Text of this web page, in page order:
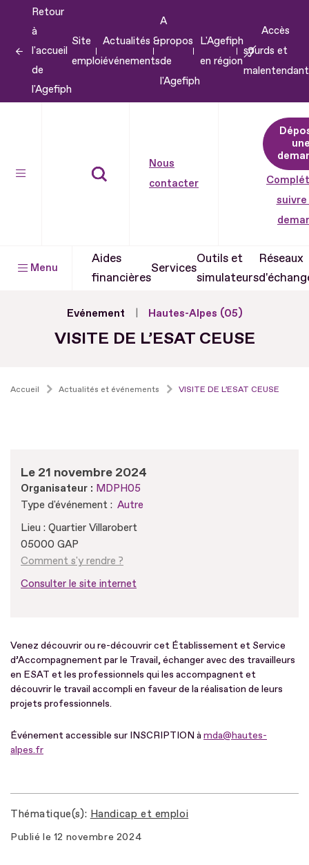
contenu
Retour
à
l'accueil
de
l'Agefiph
Site
emploi
Actualités &
événements
A
propos
de
l'Agefiph
L'Agefiph
en région
Accès
sourds et
Nous
contacter
suivre
Menu
Aides
financières
Services
Outils et
simulateurs
Réseaux
Evénement Hautes-Alpes (05)
VISITE DE L’ESAT CEUSE
Accueil Actualités et événements VISITE DE L’ESAT CEUSE
Le 21 novembre 2024
Organisateur : MDPH05
Type d'événement : Autre
Lieu : Quartier Villarobert
05000 GAP
Comment s'y rendre ?
Consulter le site internet
Venez découvrir ou re-découvrir cet Établissement et Service
d’Accompagnement par le Travail, échanger avec des travailleurs
en ESAT et les professionnels qui les accompagnent et
découvrir le travail accompli en faveur de la réalisation de leurs
projets professionnels.
Événement accessible sur INSCRIPTION àmda@hautes-
alpes.fr
Thématique(s) Handicap et emploi
Publié le 12 novembre 2024